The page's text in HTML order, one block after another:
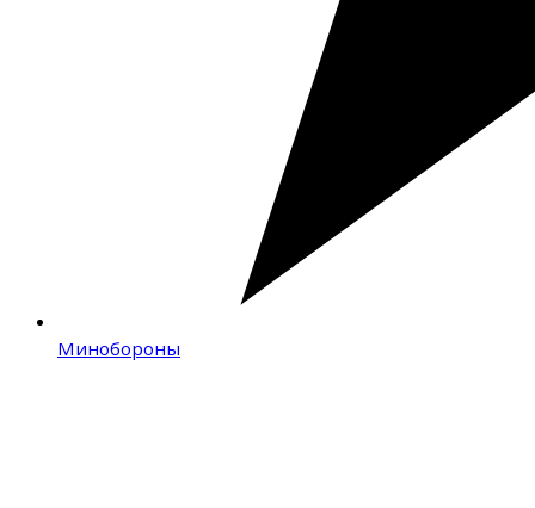
Минобороны